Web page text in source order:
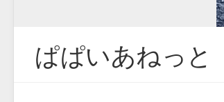
ぱぱいあねっと